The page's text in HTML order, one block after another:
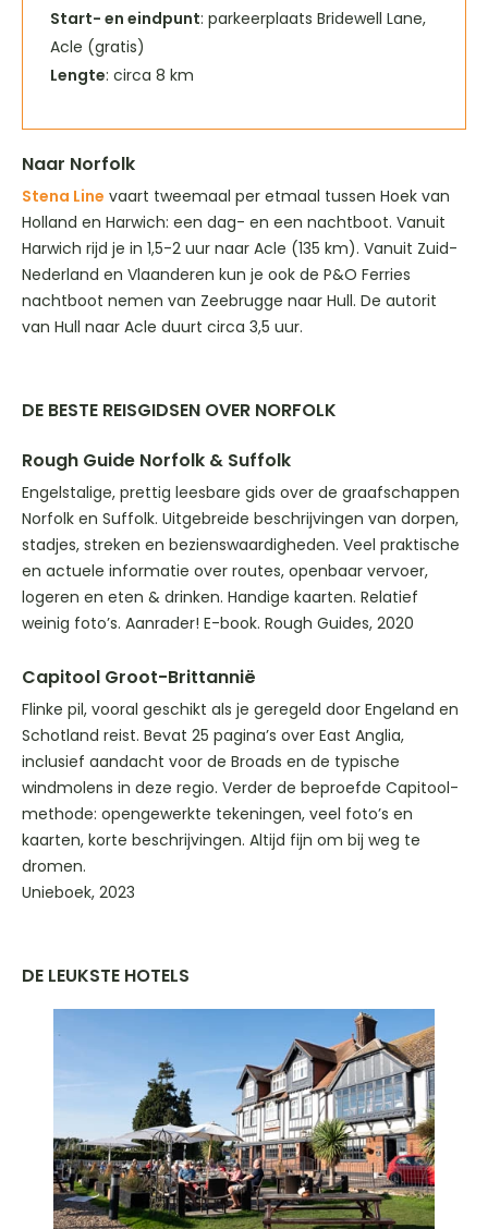
Start- en eindpunt: parkeerplaats Bridewell Lane,
Acle (gratis)
Lengte: circa 8 km
Naar Norfolk
Stena Line vaart tweemaal per etmaal tussen Hoek van
Holland en Harwich: een dag- en een nachtboot. Vanuit
Harwich rijd je in 1,5-2 uur naar Acle (135 km). Vanuit Zuid-
Nederland en Vlaanderen kun je ook de P&O Ferries
nachtboot nemen van Zeebrugge naar Hull. De autorit
van Hull naar Acle duurt circa 3,5 uur.
DE BESTE REISGIDSEN OVER NORFOLK
Rough Guide Norfolk & Suffolk
Engelstalige, prettig leesbare gids over de graafschappen
Norfolk en Suffolk. Uitgebreide beschrijvingen van dorpen,
stadjes, streken en bezienswaardigheden. Veel praktische
en actuele informatie over routes, openbaar vervoer,
logeren en eten & drinken. Handige kaarten. Relatief
weinig foto’s. Aanrader! E-book. Rough Guides, 2020
Capitool Groot-Brittannië
Flinke pil, vooral geschikt als je geregeld door Engeland en
Schotland reist. Bevat 25 pagina’s over East Anglia,
inclusief aandacht voor de Broads en de typische
windmolens in deze regio. Verder de beproefde Capitool-
methode: opengewerkte tekeningen, veel foto’s en
kaarten, korte beschrijvingen. Altijd fijn om bij weg te
dromen.
Unieboek, 2023
DE LEUKSTE HOTELS